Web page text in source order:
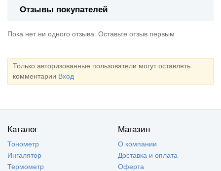
Отзывы покупателей
Пока нет ни одного отзыва. Оставьте отзыв первым
Только авторизованные пользователи могут оставлять
комментарии Вход
Каталог
Тонометр
Ингалятор
Термометр
Магазин
О компании
Доставка и оплата
Оферта